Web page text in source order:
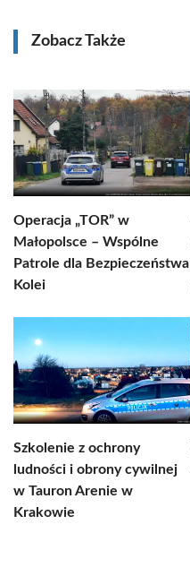
Zobacz Także
Operacja „TOR” w
Małopolsce – Wspólne
Patrole dla Bezpieczeństwa
Kolei
Szkolenie z ochrony
ludności i obrony cywilnej
w Tauron Arenie w
Krakowie